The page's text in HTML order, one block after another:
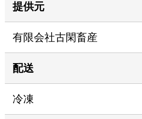
提供元
有限会社古閑畜産
配送
冷凍